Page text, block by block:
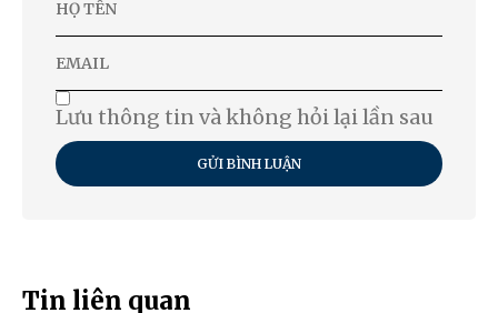
Lưu thông tin và không hỏi lại lần sau
GỬI BÌNH LUẬN
Tin liên quan